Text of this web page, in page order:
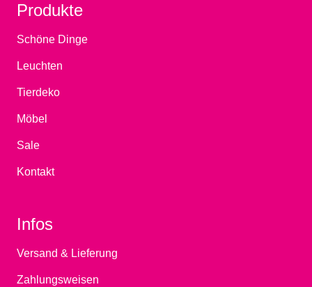
Produkte
Schöne Dinge
Leuchten
Tierdeko
Möbel
Sale
Kontakt
Infos
Versand & Lieferung
Zahlungsweisen